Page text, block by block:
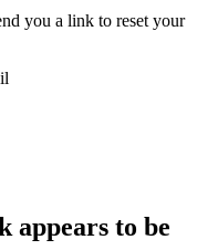
you a link to reset your
appears to be